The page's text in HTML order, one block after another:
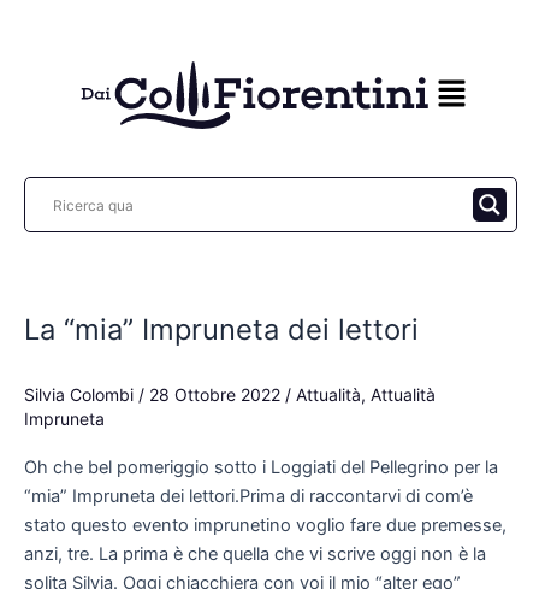
La “mia” Impruneta dei lettori
Silvia Colombi / 28 Ottobre 2022 / Attualità, Attualità
Impruneta
Oh che bel pomeriggio sotto i Loggiati del Pellegrino per la
“mia” Impruneta dei lettori.Prima di raccontarvi di com’è
stato questo evento imprunetino voglio fare due premesse,
anzi, tre. La prima è che quella che vi scrive oggi non è la
solita Silvia. Oggi chiacchiera con voi il mio “alter ego”
Impruneta
lettori